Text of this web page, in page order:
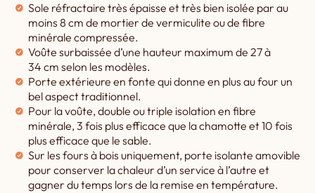
Sole réfractaire très épaisse et très bien isolée par au
moins 8 cm de mortier de vermiculite ou de fibre
minérale compressée.
Voûte surbaissée d’une hauteur maximum de 27 à
34 cm selon les modèles.
Porte extérieure en fonte qui donne en plus au four un
bel aspect traditionnel.
Pour la voûte, double ou triple isolation en fibre
minérale, 3 fois plus efficace que la chamotte et 10 fois
plus efficace que le sable.
Sur les fours à bois uniquement, porte isolante amovible
pour conserver la chaleur d’un service à l’autre et
gagner du temps lors de la remise en température.